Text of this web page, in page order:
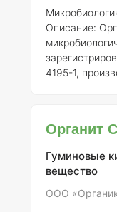
веществ,
Описание:
4195-1,
почвы,
элементов:
Органит
Гуминовые
вещество
ООО